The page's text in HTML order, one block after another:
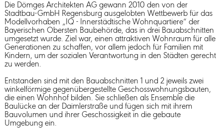
Die Dömges Architekten AG gewann 2010 den von der
Stadtbau-GmbH Regensburg ausgelobten Wettbewerb für das
Modellvorhaben „IQ - Innerstädtische Wohnquartiere“ der
Bayerischen Obersten Baubehörde, das in drei Bauabschnitten
umgesetzt wurde. Ziel war, einen attraktiven Wohnraum für alle
Generationen zu schaffen, vor allem jedoch für Familien mit
Kindern, um der sozialen Verantwortung in den Städten gerecht
zu werden.
Entstanden sind mit den Bauabschnitten 1 und 2 jeweils zwei
winkelförmige gegenübergestellte Geschosswohnungsbauten,
die einen Wohnhof bilden. Sie schließen als Ensemble die
Baulücke an der Daimlerstraße und fügen sich mit ihrem
Bauvolumen und ihrer Geschossigkeit in die gebaute
Umgebung ein.